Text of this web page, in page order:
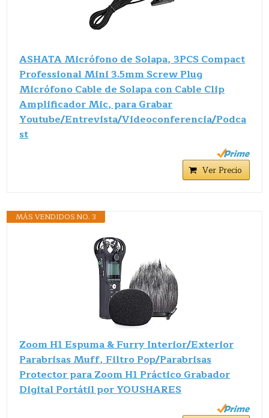
ASHATA Micrófono de Solapa, 3PCS Compact
Professional Mini 3.5mm Screw Plug
Micrófono Cable de Solapa con Cable Clip
Amplificador Mic, para Grabar
Youtube/Entrevista/Videoconferencia/Podca
st
Ver Precio
MÁS VENDIDOS NO. 3
Zoom H1 Espuma & Furry Interior/Exterior
Parabrisas Muff, Filtro Pop/Parabrisas
Protector para Zoom H1 Práctico Grabador
Digital Portátil por YOUSHARES